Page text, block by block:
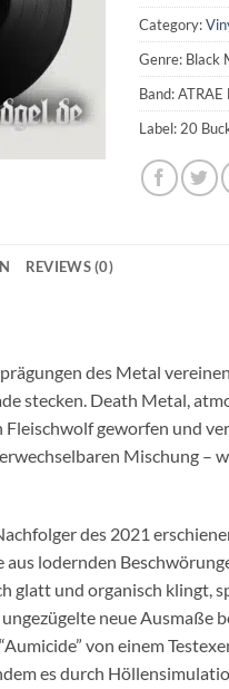
Category:
Genre: Black
Band: ATRAE
Label: 20
REVIEWS (0)
des Metal
stecken. Death Metal,
geworfen und
Mischung –
des 2021
lodernden
glatt und organisch klingt,
neue Ausmaße
von einem
es durch